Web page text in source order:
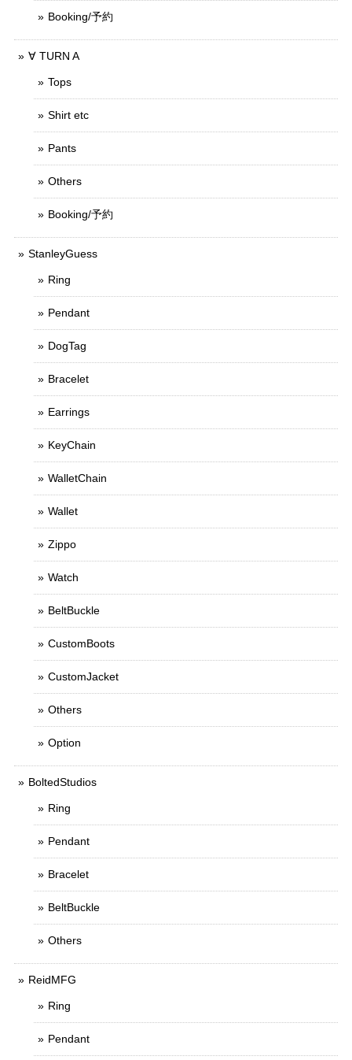
Booking/予約
∀ TURN A
Tops
Shirt etc
Pants
Others
Booking/予約
StanleyGuess
Ring
Pendant
DogTag
Bracelet
Earrings
KeyChain
WalletChain
Wallet
Zippo
Watch
BeltBuckle
CustomBoots
CustomJacket
Others
Option
BoltedStudios
Ring
Pendant
Bracelet
BeltBuckle
Others
ReidMFG
Ring
Pendant